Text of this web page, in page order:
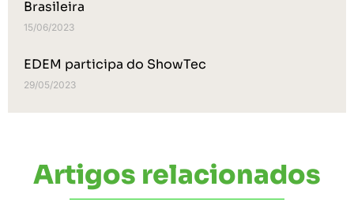
Brasileira
15/06/2023
EDEM participa do ShowTec
29/05/2023
Artigos relacionados